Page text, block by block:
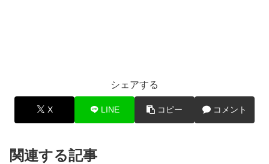
シェアする
X LINE コピー コメント
関連する記事